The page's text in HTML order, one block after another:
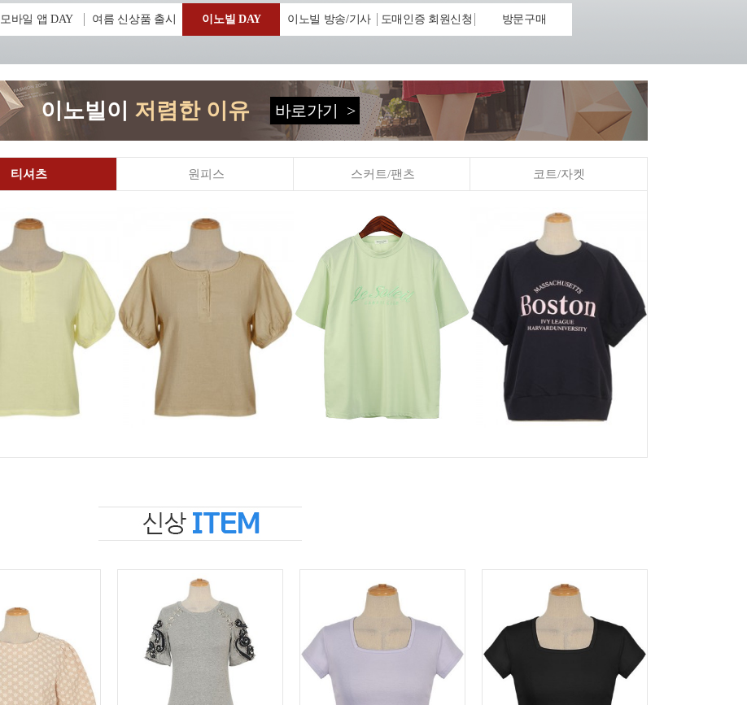
모바일 앱 DAY 여름 신상품 출시 이노빌 DAY 이노빌 방송/기사 도매인증 회원신청 방문구매
이노빌이 저렴한 이유 바로가기 >
티셔츠 원피스 스커트/팬츠 코트/자켓